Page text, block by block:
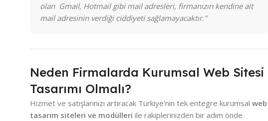
olan Gmail, Hotmail gibi mail adresleri, firmanızın kendine ait
mail adresinin verdiği ciddiyeti sağlamayacaktır.”
Neden Firmalarda Kurumsal Web Sitesi
Tasarımı Olmalı?
Hizmet ve satışlarınızı artıracak Türkiye'nin tek entegre kurumsal web
tasarım siteleri ve modülleri ile rakiplerinizden bir adım önde